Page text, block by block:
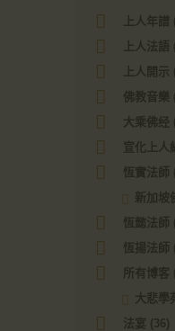
上人年譜
上人法語
上人開示
佛教音樂
大乘佛经
宣化上人
恆實法師
新加坡
恆懿法師
恆揚法師
所有博客
大悲學
法宴 (36)